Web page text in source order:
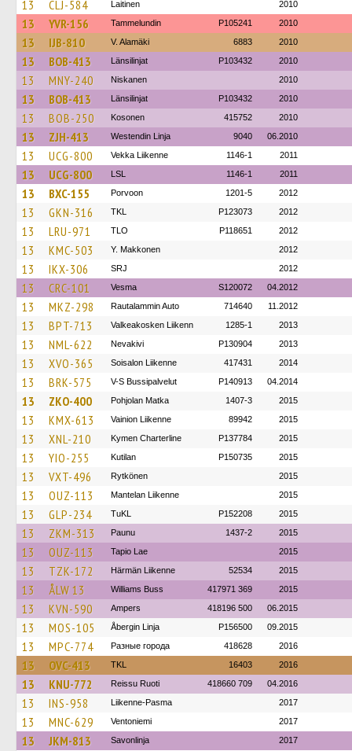
13 CLJ-584 Laitinen 2010
13 YVR-156 Tammelundin P105241 2010
13 IJB-810 V. Alamäki 6883 2010
13 BOB-413 Länsilinjat P103432 2010
13 MNY-240 Niskanen 2010
13 BOB-413 Länsilinjat P103432 2010
13 BOB-250 Kosonen 415752 2010
13 ZJH-413 Westendin Linja 9040 06.2010
13 UCG-800 Vekka Liikenne 1146-1 2011
13 UCG-800 LSL 1146-1 2011
13 BXC-155 Porvoon 1201-5 2012
13 GKN-316 TKL P123073 2012
13 LRU-971 TLO P118651 2012
13 KMC-503 Y. Makkonen 2012
13 IKX-306 SRJ 2012
13 CRC-101 Vesma S120072 04.2012
13 MKZ-298 Rautalammin Auto 714640 11.2012
13 BPT-713 Valkeakosken Liikenn 1285-1 2013
13 NML-622 Nevakivi P130904 2013
13 XVO-365 Soisalon Liikenne 417431 2014
13 BRK-575 V-S Bussipalvelut P140913 04.2014
13 ZKO-400 Pohjolan Matka 1407-3 2015
13 KMX-613 Vainion Liikenne 89942 2015
13 XNL-210 Kymen Charterline P137784 2015
13 YIO-255 Kutilan P150735 2015
13 VXT-496 Rytkönen 2015
13 OUZ-113 Mantelan Liikenne 2015
13 GLP-234 TuKL P152208 2015
13 ZKM-313 Paunu 1437-2 2015
13 OUZ-113 Tapio Lae 2015
13 TZK-172 Härmän Liikenne 52534 2015
13 ÅLW 13 Williams Buss 417971 369 2015
13 KVN-590 Ampers 418196 500 06.2015
13 MOS-105 Åbergin Linja P156500 09.2015
13 MPC-774 Разные города 418628 2016
13 OVC-413 TKL 16403 2016
13 KNU-772 Reissu Ruoti 418660 709 04.2016
13 INS-958 Liikenne-Pasma 2017
13 MNC-629 Ventoniemi 2017
13 JKM-813 Savonlinja 2017